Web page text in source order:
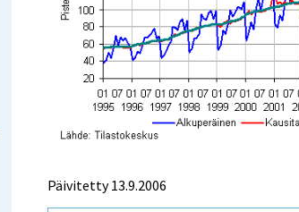
Päivitetty13.9.2006